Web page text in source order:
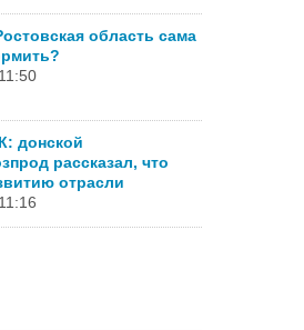
область сама
донской
рассказал, что
отрасли